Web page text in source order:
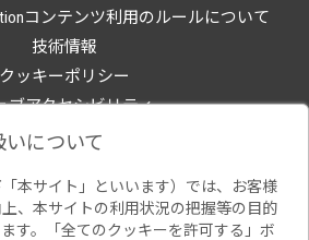
コンテンツ利用のルールについて
技術情報
クッキーポリシー
ブアクセシビリティ
関連サイト
について
本サイト」といいます）では、お客様
、本サイトの利用状況の把握等の目的
す。「全てのクッキーを許可する」ボ